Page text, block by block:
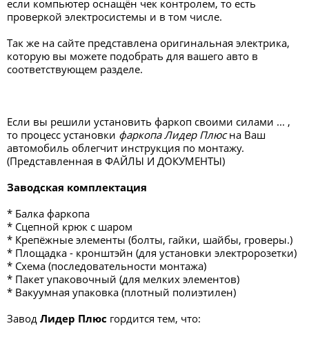
если компьютер оснащён чек контролем, то есть
проверкой электросистемы и в том числе.
Так же на сайте представлена оригинальная электрика,
которую вы можете подобрать для вашего авто в
соответствующем разделе.
Если вы решили установить фаркоп своими силами ... ,
то процесс установки фаркопа Лидер Плюсна Ваш
автомобиль облегчит инструкция по монтажу.
(Представленная в ФАЙЛЫ И ДОКУМЕНТЫ)
Заводская комплектация
* Балка фаркопа
* Сцепной крюк с шаром
* Крепёжные элементы (болты, гайки, шайбы, гроверы.)
* Площадка - кронштэйн (для установки электророзетки)
* Схема (последовательности монтажа)
* Пакет упаковочный (для мелких элементов)
* Вакуумная упаковка (плотный полиэтилен)
Завод Лидер Плюс гордится тем, что: